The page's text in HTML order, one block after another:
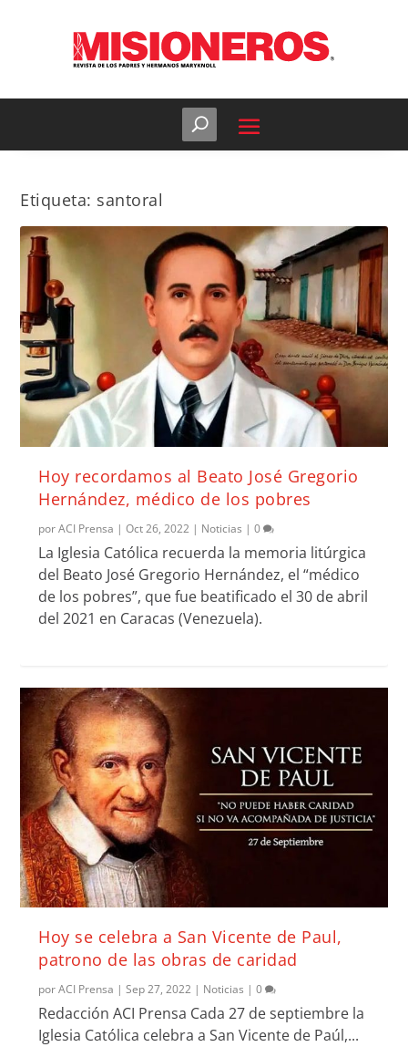
Etiqueta: santoral
Hoy recordamos al Beato José Gregorio
Hernández, médico de los pobres
porACI Prensa |Oct 26, 2022 | Noticias |0
La Iglesia Católica recuerda la memoria litúrgica
del Beato José Gregorio Hernández, el “médico
de los pobres”, que fue beatificado el 30 de abril
del 2021 en Caracas (Venezuela).
Hoy se celebra a San Vicente de Paul,
patrono de las obras de caridad
porACI Prensa |Sep 27, 2022 | Noticias |0
Redacción ACI Prensa Cada 27 de septiembre la
Iglesia Católica celebra a San Vicente de Paúl,...